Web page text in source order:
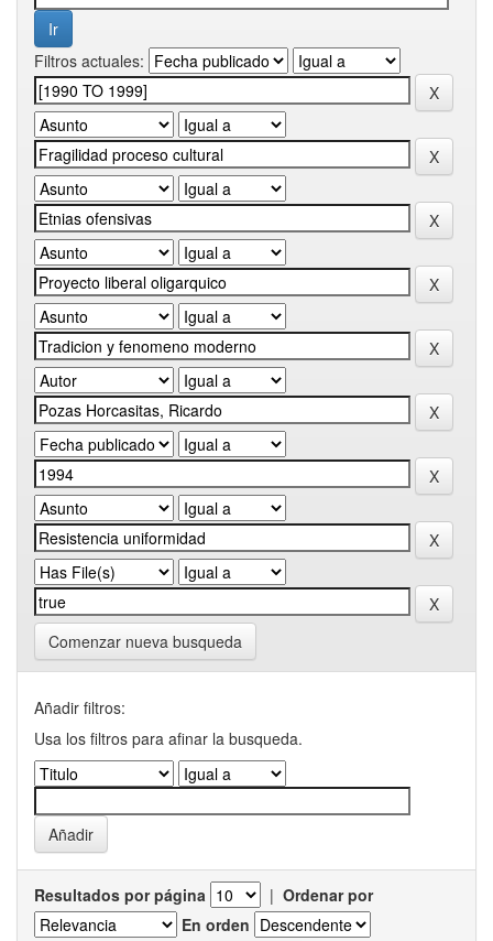
Filtros actuales:
Comenzar nueva busqueda
Añadir filtros:
Usa los filtros para afinar la busqueda.
Resultados por página | Ordenar por
En orden